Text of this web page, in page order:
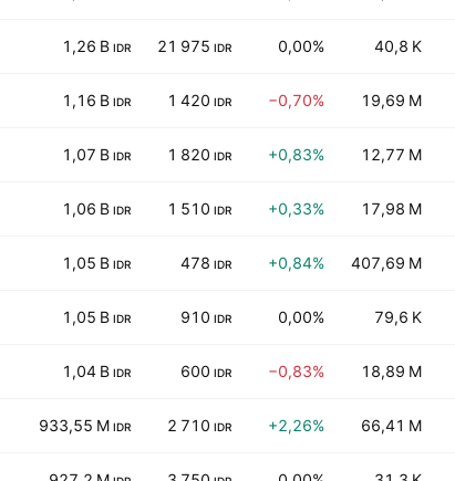
1,26 B IDR 21 975 IDR 0,00% 40,8 K
1,16 B IDR 1 420 IDR −0,70% 19,69 M
1,07 B IDR 1 820 IDR +0,83% 12,77 M
1,06 B IDR 1 510 IDR +0,33% 17,98 M
1,05 B IDR 478 IDR +0,84% 407,69 M
1,05 B IDR 910 IDR 0,00% 79,6 K
1,04 B IDR 600 IDR −0,83% 18,89 M
933,55 M IDR 2 710 IDR +2,26% 66,41 M